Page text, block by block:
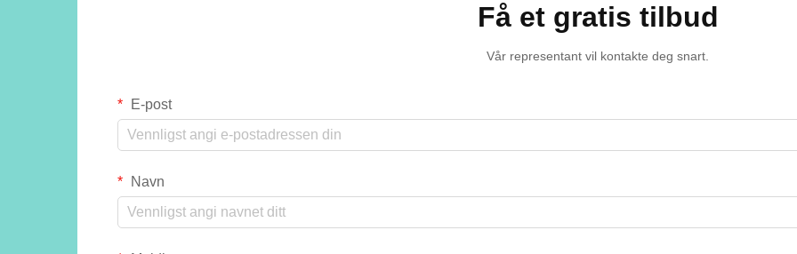
Få et gratis tilbud
Vår representant vil kontakte deg snart.
E-post
Navn